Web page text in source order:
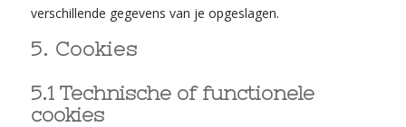
verschillende gegevens van je opgeslagen.
5. Cookies
5.1 Technische of functionele
cookies